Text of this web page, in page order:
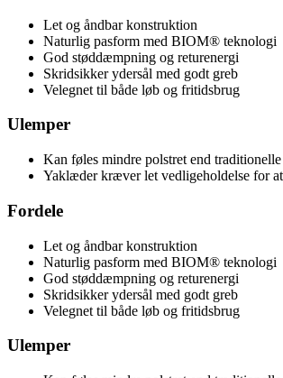
Let og åndbar konstruktion
Naturlig pasform med BIOM® teknologi
God støddæmpning og returenergi
Skridsikker ydersål med godt greb
Velegnet til både løb og fritidsbrug
Ulemper
Kan føles mindre polstret end
Yaklæder kræver let vedligeholdelse for at
Fordele
Let og åndbar konstruktion
Naturlig pasform med BIOM® teknologi
God støddæmpning og returenergi
Skridsikker ydersål med godt greb
Velegnet til både løb og fritidsbrug
Ulemper